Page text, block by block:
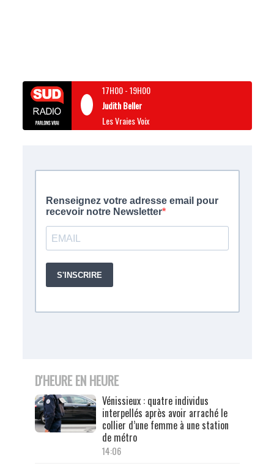
17H00-19H00
Judith Beller
Les Vraies Voix
D'HEURE EN HEURE
Vénissieux : quatre individus
interpellés après avoir arraché le
collier d’une femme à une station
de métro
14:06